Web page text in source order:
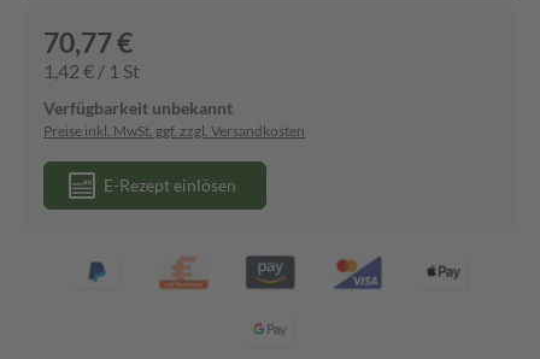
70,77 €
1,42 € / 1 St
Verfügbarkeit unbekannt
Preise inkl. MwSt. ggf. zzgl. Versandkosten
E-Rezept einlösen